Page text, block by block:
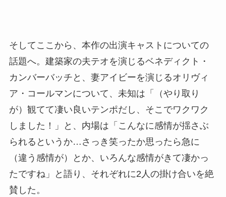
そしてここから、本作の出演キャストについての
話題へ。建築家の夫テオを演じるベネディクト・
カンバーバッチと、妻アイビーを演じるオリヴィ
ア・コールマンについて、未知は「（やり取り
が）観てて凄い良いテンポだし、そこでワクワク
しました！」と、内場は「こんなに感情が揺さぶ
られるというか…さっき笑ったか思ったら急に
（違う感情が）とか、いろんな感情がきて凄かっ
たですね」と語り、それぞれに2人の掛け合いを絶
賛した。